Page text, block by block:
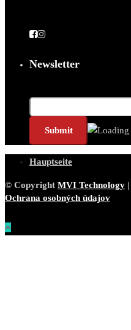
Newsletter
Hauptseite
© Copyright MVI Technology |
Ochrana osobných údajov